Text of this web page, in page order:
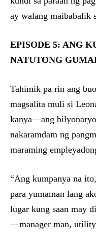
ay walang maibabalik
EPISODE 5: ANG
NATUTONG
Tahimik pa rin ang
magsalita muli si
kanya—ang
nakaramdam ng
maraming
“Ang kumpanya na
para yumaman lang
lugar kung saan may
—manager man,